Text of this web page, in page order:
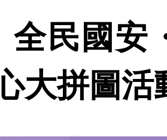
民國安
大拼圖活